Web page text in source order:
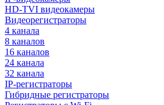
HD-TVI видеокамеры
Видеорегистраторы
4 канала
8 каналов
16 каналов
24 канала
32 канала
IP-регистраторы
Гибридные регистраторы